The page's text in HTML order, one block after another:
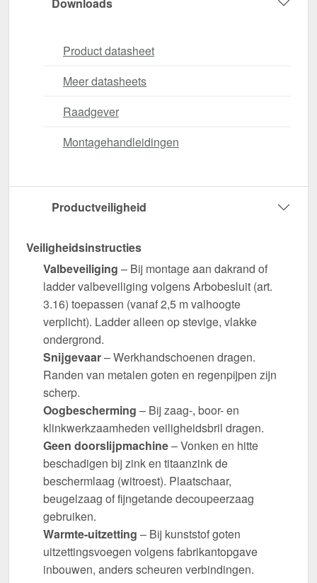
Product datasheet
Meer datasheets
Raadgever
Montagehandleidingen
Productveiligheid
Veiligheidsinstructies
Valbeveiliging – Bij montage aan dakrand of
ladder valbeveiliging volgens Arbobesluit (art.
3.16) toepassen (vanaf 2,5 m valhoogte
verplicht). Ladder alleen op stevige, vlakke
ondergrond.
Snijgevaar– Werkhandschoenen dragen.
Randen van metalen goten en regenpijpen zijn
scherp.
Oogbescherming – Bij zaag-, boor- en
klinkwerkzaamheden veiligheidsbril dragen.
Geen doorslijpmachine– Vonken en hitte
beschadigen bij zink en titaanzink de
beschermlaag (witroest). Plaatschaar,
beugelzaag of fijngetande decoupeerzaag
gebruiken.
Warmte-uitzetting – Bij kunststof goten
uitzettingsvoegen volgens fabrikantopgave
inbouwen, anders scheuren verbindingen.